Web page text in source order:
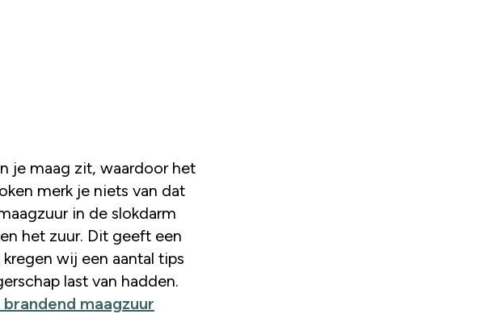
merk je niets van dat
in de slokdarm
het zuur. Dit geeft een
kregen wij een aantal tips
last van hadden.
maagzuur